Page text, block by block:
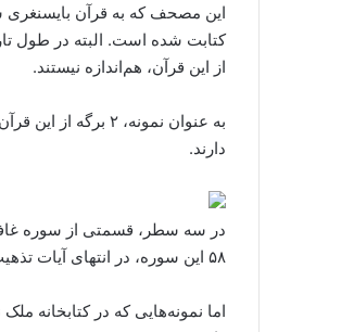
کتابت شده است. البته در طول
از این قرآن، هم‌اندازه نیستند.
دارند.
۵۸ این سوره، در انتهای آیات تذهیب به صورت دایره با رنگ طلایی کار شده است.